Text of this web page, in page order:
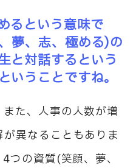
るという意味で
夢、志、極める)の
と対話するという
いうことですね。
た、人事の人数が増
異なることもありま
つの資質(笑顔、夢、